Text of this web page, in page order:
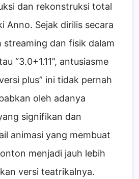
dan rekonstruksi total
Anno. Sejak dirilis secara
dan fisik dalam
“3.0+1.11”, antusiasme
plus” ini tidak pernah
oleh adanya
signifikan dan
animasi yang membuat
menjadi jauh lebih
versi teatrikalnya.